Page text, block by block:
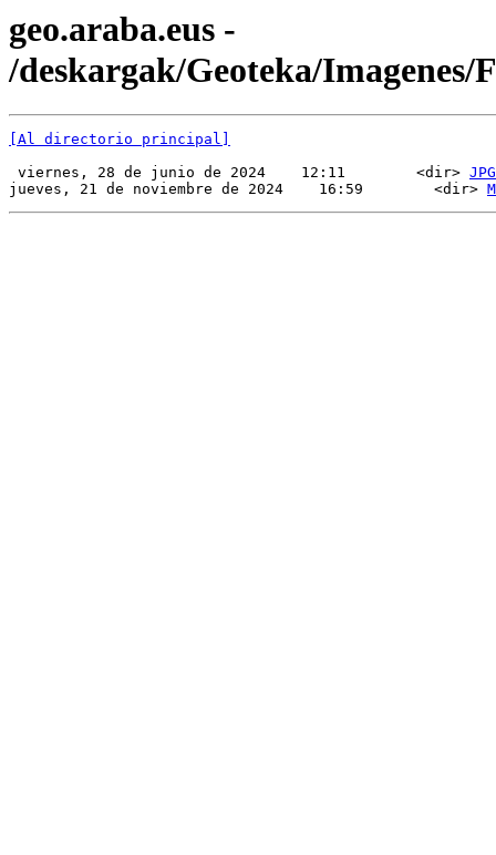
geo.araba.eus -
/deskargak/Geoteka/Imagenes/
[Al directorio principal]
viernes, 28 de junio de 2024    12:11        <dir> JPG
jueves, 21 de noviembre de 2024    16:59        <dir>